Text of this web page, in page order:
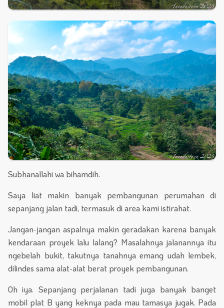
Subhanallahi wa bihamdih.
Saya liat makin banyak pembangunan perumahan di
sepanjang jalan tadi, termasuk di area kami istirahat.
Jangan-jangan aspalnya makin geradakan karena banyak
kendaraan proyek lalu lalang? Masalahnya jalanannya itu
ngebelah bukit, takutnya tanahnya emang udah lembek,
dilindes sama alat-alat berat proyek pembangunan.
Oh iya. Sepanjang perjalanan tadi juga banyak banget
mobil plat B yang keknya pada mau tamasya jugak. Pada